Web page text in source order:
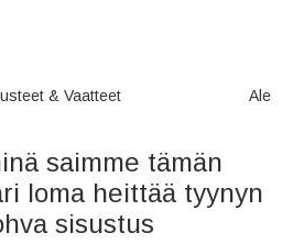
& Vaatteet Ale
saimme tämän
loma heittää tyynyn
sisustus